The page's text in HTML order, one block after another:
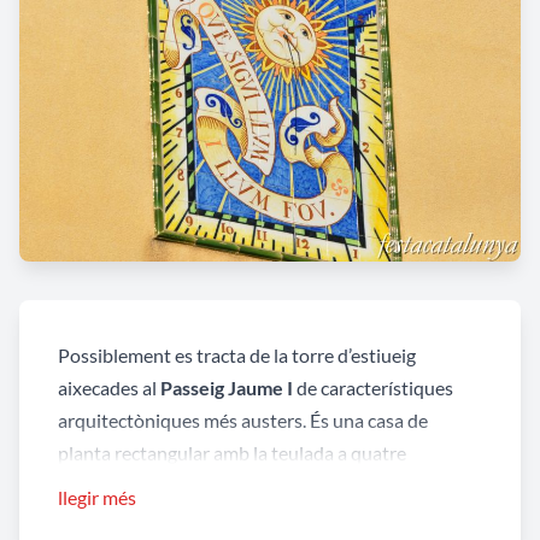
Possiblement es tracta de la torre d’estiueig
aixecades al Passeig Jaume I de característiques
arquitectòniques més austers. És una casa de
planta rectangular amb la teulada a quatre
llegir més